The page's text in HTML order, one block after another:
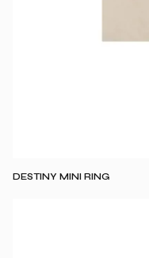
DESTINY MINI RING